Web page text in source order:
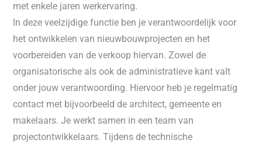
met enkele jaren werkervaring.
In deze veelzijdige functie ben je verantwoordelijk voor
het ontwikkelen van nieuwbouwprojecten en het
voorbereiden van de verkoop hiervan. Zowel de
organisatorische als ook de administratieve kant valt
onder jouw verantwoording. Hiervoor heb je regelmatig
contact met bijvoorbeeld de architect, gemeente en
makelaars. Je werkt samen in een team van
projectontwikkelaars. Tijdens de technische